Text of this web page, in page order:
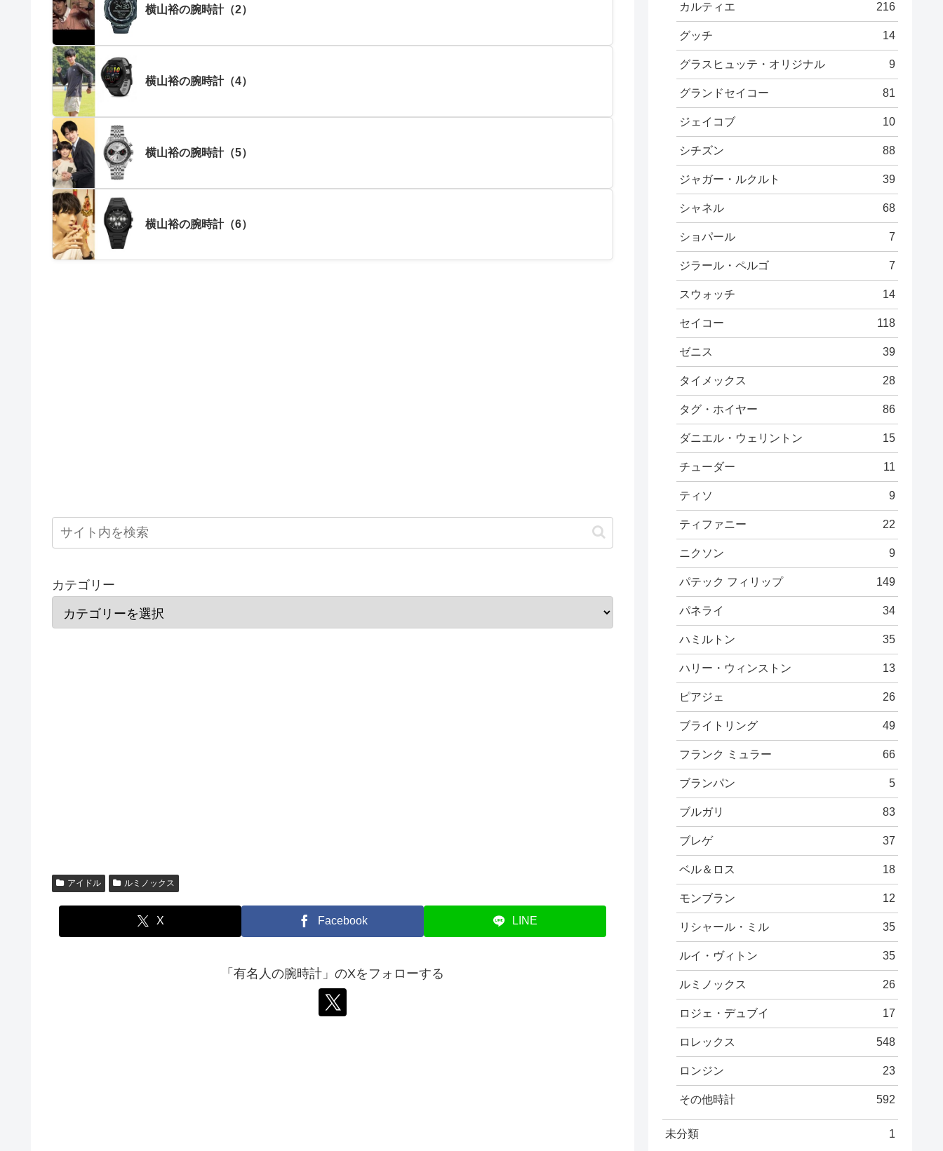
横山裕の腕時計（2）
横山裕の腕時計（4）
横山裕の腕時計（5）
横山裕の腕時計（6）
カテゴリー
アイドル ルミノックス
X Facebook LINE
「有名人の腕時計」のXをフォローする
カルティエ 216
グッチ 14
グラスヒュッテ・オリジナル 9
グランドセイコー 81
ジェイコブ 10
シチズン 88
ジャガー・ルクルト 39
シャネル 68
ショパール 7
ジラール・ペルゴ 7
スウォッチ 14
セイコー 118
ゼニス 39
タイメックス 28
タグ・ホイヤー 86
ダニエル・ウェリントン 15
チューダー 11
ティソ 9
ティファニー 22
ニクソン 9
パテック フィリップ 149
パネライ 34
ハミルトン 35
ハリー・ウィンストン 13
ピアジェ 26
ブライトリング 49
フランク ミュラー 66
ブランパン 5
ブルガリ 83
ブレゲ 37
ベル＆ロス 18
モンブラン 12
リシャール・ミル 35
ルイ・ヴィトン 35
ルミノックス 26
ロジェ・デュブイ 17
ロレックス 548
ロンジン 23
その他時計 592
未分類 1